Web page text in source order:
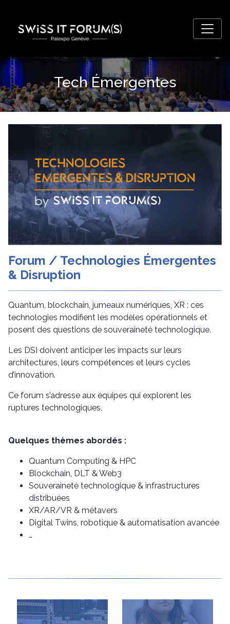
Tech Émergentes
Forum / Technologies Émergentes
& Disruption
Quantum, blockchain, jumeaux numériques, XR : ces
technologies modifient les modèles opérationnels et
posent des questions de souveraineté technologique.
Les DSI doivent anticiper les impacts sur leurs
architectures, leurs compétences et leurs cycles
d’innovation.
Ce forum s’adresse aux équipes qui explorent les
ruptures technologiques.
Quelques thèmes abordés :
Quantum Computing & HPC
Blockchain, DLT & Web3
Souveraineté technologique & infrastructures
distribuées
XR/AR/VR & métavers
Digital Twins, robotique & automatisation avancée
…